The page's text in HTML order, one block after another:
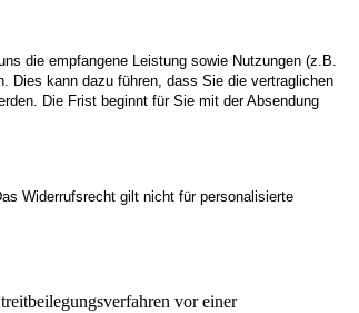
die empfangene Leistung sowie Nutzungen (z.B.
Dies kann dazu führen, dass Sie die vertraglichen
Die Frist beginnt für Sie mit der Absendung
Widerrufsrecht gilt nicht für personalisierte
vor einer